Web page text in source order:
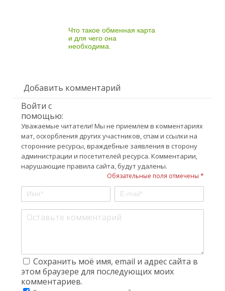
Что такое обменная карта
и для чего она
необходима.
Добавить комментарий
Войти с
помощью:
Уважаемые читатели! Мы не приемлем в комментариях
мат, оскорбления других участников, спам и ссылки на
сторонние ресурсы, враждебные заявления в сторону
администрации и посетителей ресурса. Комментарии,
нарушающие правила сайта, будут удалены.
Обязательные поля отмечены *
Сохранить моё имя, email и адрес сайта в
этом браузере для последующих моих
комментариев.